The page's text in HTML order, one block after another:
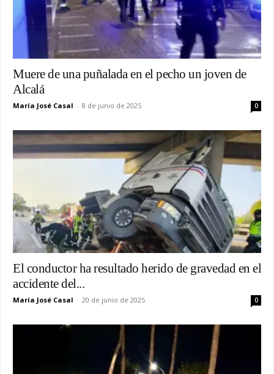
Muere de una puñalada en el pecho un joven de
Alcalá
María José Casal - 8 de junio de 2025 0
El conductor ha resultado herido de gravedad en el
accidente del...
María José Casal - 20 de junio de 2025 0